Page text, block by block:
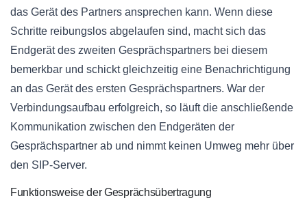
das Gerät des Partners ansprechen kann. Wenn diese
Schritte reibungslos abgelaufen sind, macht sich das
Endgerät des zweiten Gesprächspartners bei diesem
bemerkbar und schickt gleichzeitig eine Benachrichtigung
an das Gerät des ersten Gesprächspartners. War der
Verbindungsaufbau erfolgreich, so läuft die anschließende
Kommunikation zwischen den Endgeräten der
Gesprächspartner ab und nimmt keinen Umweg mehr über
den SIP-Server.
Funktionsweise der Gesprächsübertragung